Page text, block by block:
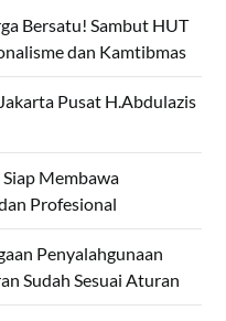
Bersatu! Sambut HUT
dan Kamtibmas
Pusat H.Abdulazis
Membawa
Profesional
Penyalahgunaan
Sudah Sesuai Aturan